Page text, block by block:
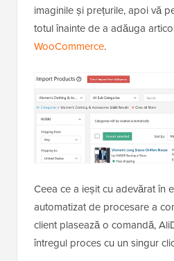
imaginile și prețurile, apoi vă
totul înainte de a adăuga
WooCommerce.
Ceea ce a ieșit cu adevărat în
automatizat de procesare a
client plasează o comandă,
întregul proces cu un singur